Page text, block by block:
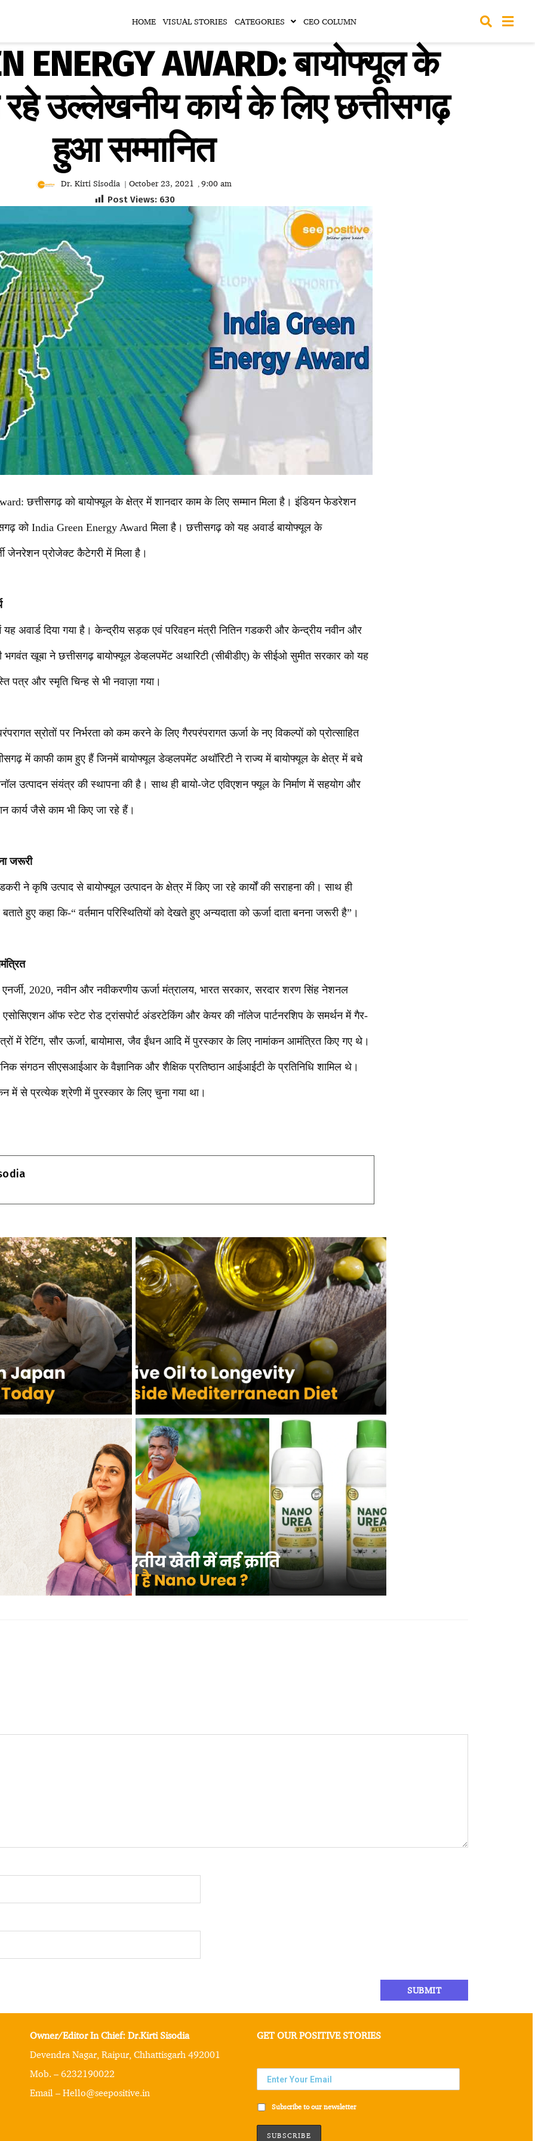
HOME VISUAL STORIES CATEGORIES CEO COLUMN
ENERGY AWARD: बायोफ्यूल के
रहे उल्लेखनीय कार्य के लिए छत्तीसगढ़
हुआ सम्मानित
Dr. Kirti Sisodia | October 23, 2021 , 9:00 am
Post Views: 630
छत्तीसगढ़ को बायोफ्यूल के क्षेत्र में शानदार काम के लिए सम्मान मिला है। इंडियन फेडरेशन
को India Green Energy Award मिला है। छत्तीसगढ़ को यह अवार्ड बायोफ्यूल के
जेनरेशन प्रोजेक्ट कैटेगरी में मिला है।
यह अवार्ड दिया गया है। केन्द्रीय सड़क एवं परिवहन मंत्री नितिन गडकरी और केन्द्रीय नवीन और
भगवंत खूबा ने छत्तीसगढ़ बायोफ्यूल डेव्हलपमेंट अथारिटी (सीबीडीए) के सीईओ सुमीत सरकार को यह
पत्र और स्मृति चिन्ह से भी नवाज़ा गया।
स्रोतों पर निर्भरता को कम करने के लिए गैरपरंपरागत ऊर्जा के नए विकल्पों को प्रोत्साहित
में काफी काम हुए हैं जिनमें बायोफ्यूल डेव्हलपमेंट अथॉरिटी ने राज्य में बायोफ्यूल के क्षेत्र में बचे
उत्पादन संयंत्र की स्थापना की है। साथ ही बायो-जेट एविएशन फ्यूल के निर्माण में सहयोग और
कार्य जैसे काम भी किए जा रहे हैं।
जरूरी
ने कृषि उत्पाद से बायोफ्यूल उत्पादन के क्षेत्र में किए जा रहे कार्यों की सराहना की। साथ ही
हुए कहा कि-“ वर्तमान परिस्थितियों को देखते हुए अन्यदाता को ऊर्जा दाता बनना जरूरी है”।
2020, नवीन और नवीकरणीय ऊर्जा मंत्रालय, भारत सरकार, सरदार शरण सिंह नेशनल
एसोसिएशन ऑफ स्टेट रोड ट्रांसपोर्ट अंडरटेकिंग और केयर की नॉलेज पार्टनरशिप के समर्थन में गैर-
में रेटिंग, सौर ऊर्जा, बायोमास, जैव ईंधन आदि में पुरस्कार के लिए नामांकन आमंत्रित किए गए थे।
संगठन सीएसआईआर के वैज्ञानिक और शैक्षिक प्रतिष्ठान आईआईटी के प्रतिनिधि शामिल थे।
में से प्रत्येक श्रेणी में पुरस्कार के लिए चुना गया था।
Owner/Editor In Chief: Dr.Kirti Sisodia
Devendra Nagar, Raipur, Chhattisgarh 492001
Mob. – 6232190022
Email – Hello@seepositive.in
GET OUR POSITIVE STORIES
Subscribe to our newsletter